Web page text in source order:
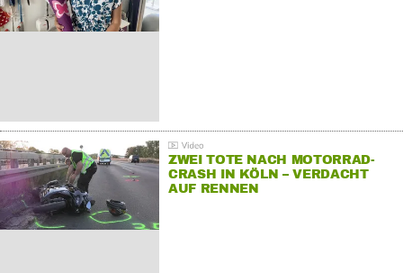
ZWEI TOTE NACH MOTORRAD-
CRASH IN KÖLN – VERDACHT
AUF RENNEN